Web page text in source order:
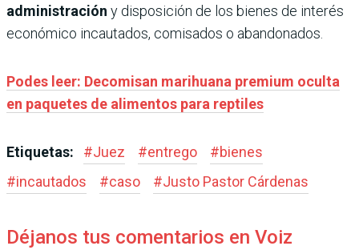
administración y disposición de los bienes de interés
económico incautados, comisados o abandonados.
Podes leer: Decomisan marihuana premium oculta
en paquetes de alimentos para reptiles
Etiquetas: #Juez #entrego #bienes
#incautados #caso #Justo Pastor Cárdenas
Déjanos tus comentarios en Voiz